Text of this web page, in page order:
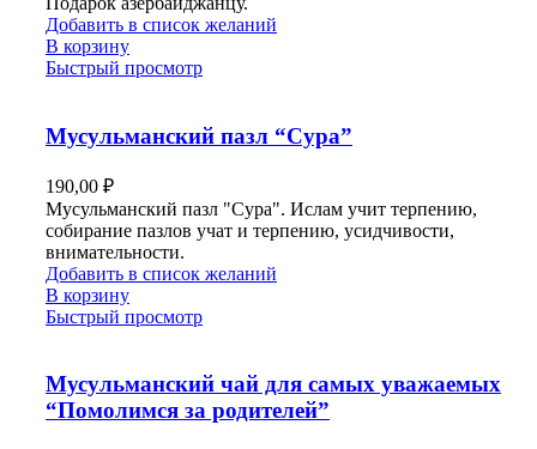
Добавить в список желаний
В корзину
Быстрый просмотр
Мусульманский пазл “Сура”
190,00 ₽
Мусульманский пазл "Сура". Ислам учит терпению,
собирание пазлов учат и терпению, усидчивости,
внимательности.
Добавить в список желаний
В корзину
Быстрый просмотр
Мусульманский чай для самых уважаемых
“Помолимся за родителей”